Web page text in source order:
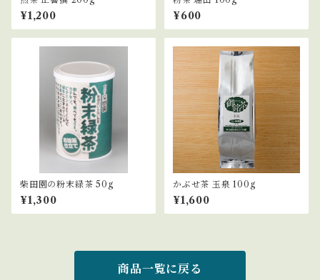
¥1,200 ¥600
柴田園の粉末緑茶 50g
¥1,300
かぶせ茶 玉泉 100g
¥1,600
商品一覧に戻る